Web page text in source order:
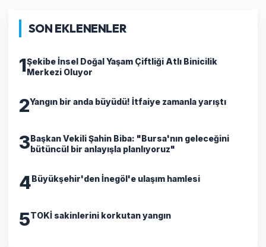
SON EKLENENLER
1Şekibe İnsel Doğal Yaşam Çiftliği Atlı Binicilik
Merkezi Oluyor
2Yangın bir anda büyüdü! İtfaiye zamanla yarıştı
3 Başkan Vekili Şahin Biba: "Bursa'nın geleceğini
bütüncül bir anlayışla planlıyoruz"
4 Büyükşehir'den İnegöl'e ulaşım hamlesi
5TOKİ sakinlerini korkutan yangın